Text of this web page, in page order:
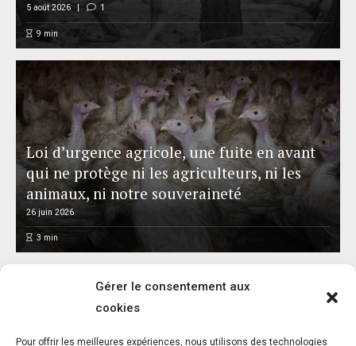
Gérer le consentement aux
cookies
Pour offrir les meilleures expériences, nous utilisons des technologies
5 août 2026 1
9 min
Loi d’urgence agricole, une fuite en avant
qui ne protège ni les agriculteurs, ni les
animaux, ni notre souveraineté
26 juin 2026
3 min